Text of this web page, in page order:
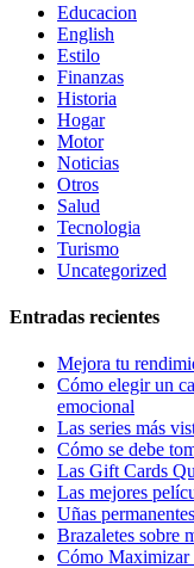
Educacion
English
Estilo
Finanzas
Historia
Hogar
Motor
Noticias
Otros
Salud
Tecnologia
Turismo
Uncategorized
Entradas recientes
Mejora tu
Cómo elegir un
emocional
Las series más
Cómo se debe
Las Gift Cards
Las mejores
Uñas
Brazaletes sobre
Cómo Maximizar